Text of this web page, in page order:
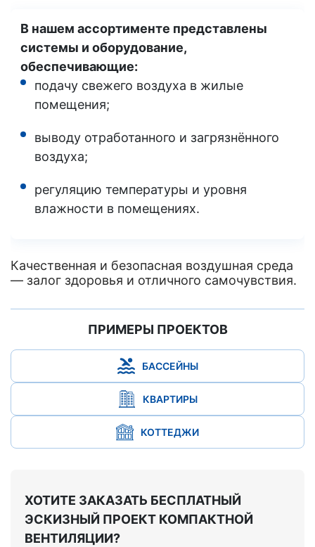
В нашем ассортименте представлены
системы и оборудование,
обеспечивающие:
подачу свежего воздуха в жилые
помещения;
выводу отработанного и загрязнённого
воздуха;
регуляцию температуры и уровня
влажности в помещениях.
Качественная и безопасная воздушная среда
— залог здоровья и отличного самочувствия.
ПРИМЕРЫ ПРОЕКТОВ
БАССЕЙНЫ
КВАРТИРЫ
КОТТЕДЖИ
ХОТИТЕ ЗАКАЗАТЬ БЕСПЛАТНЫЙ
ЭСКИЗНЫЙ ПРОЕКТ КОМПАКТНОЙ
ВЕНТИЛЯЦИИ?